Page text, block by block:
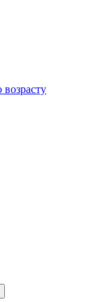
возрасту